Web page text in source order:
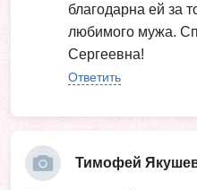
благодарна ей за
любимого мужа.
Сергеевна!
Ответить
Тимофей